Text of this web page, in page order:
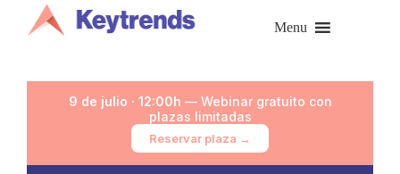
contenido
Menu
9 de julio · 12:00h — Webinar gratuito con
plazas limitadas
Reservar plaza →